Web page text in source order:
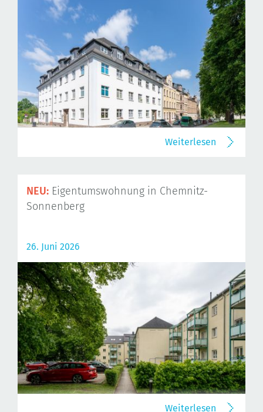
Weiterlesen
NEU: Eigentumswohnung in Chemnitz-
Sonnenberg
26. Juni 2026
Weiterlesen